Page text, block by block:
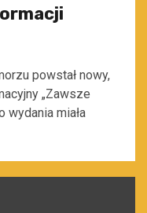
powstał nowy,
„Zawsze
wydania miała